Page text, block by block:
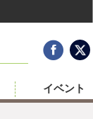
イベント